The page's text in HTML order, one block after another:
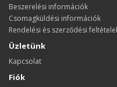
Beszerelési információk
Csomagküldési információk
Rendelési és szerződési
Üzletünk
Kapcsolat
Fiók